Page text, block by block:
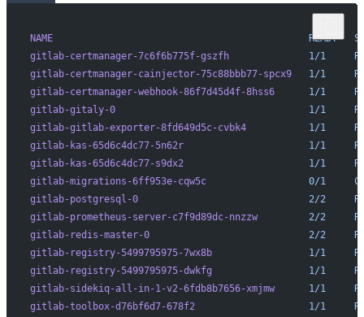
NAME
                                             READY
gitlab-certmanager-7c6f6b775f-gszfh
              1/1
gitlab-certmanager-cainjector-75c88bbb77-spcx9
   1/1
gitlab-certmanager-webhook-86f7d45d4f-8hss6
      1/1
gitlab-gitaly-0
                                  1/1
gitlab-gitlab-exporter-8fd649d5c-cvbk4
           1/1
gitlab-kas-65d6c4dc77-5n62r
                      1/1
gitlab-kas-65d6c4dc77-s9dx2
                      1/1
gitlab-migrations-6ff953e-cqw5c
                  0/1
gitlab-postgresql-0
                              2/2
gitlab-prometheus-server-c7f9d89dc-nnzzw
         2/2
gitlab-redis-master-0
                            2/2
gitlab-registry-5499795975-7wx8b
                 1/1
gitlab-registry-5499795975-dwkfg
                 1/1
gitlab-sidekiq-all-in-1-v2-6fdb8b7656-xmjmw
      1/1
gitlab-toolbox-d76bf6d7-678f2
                    1/1